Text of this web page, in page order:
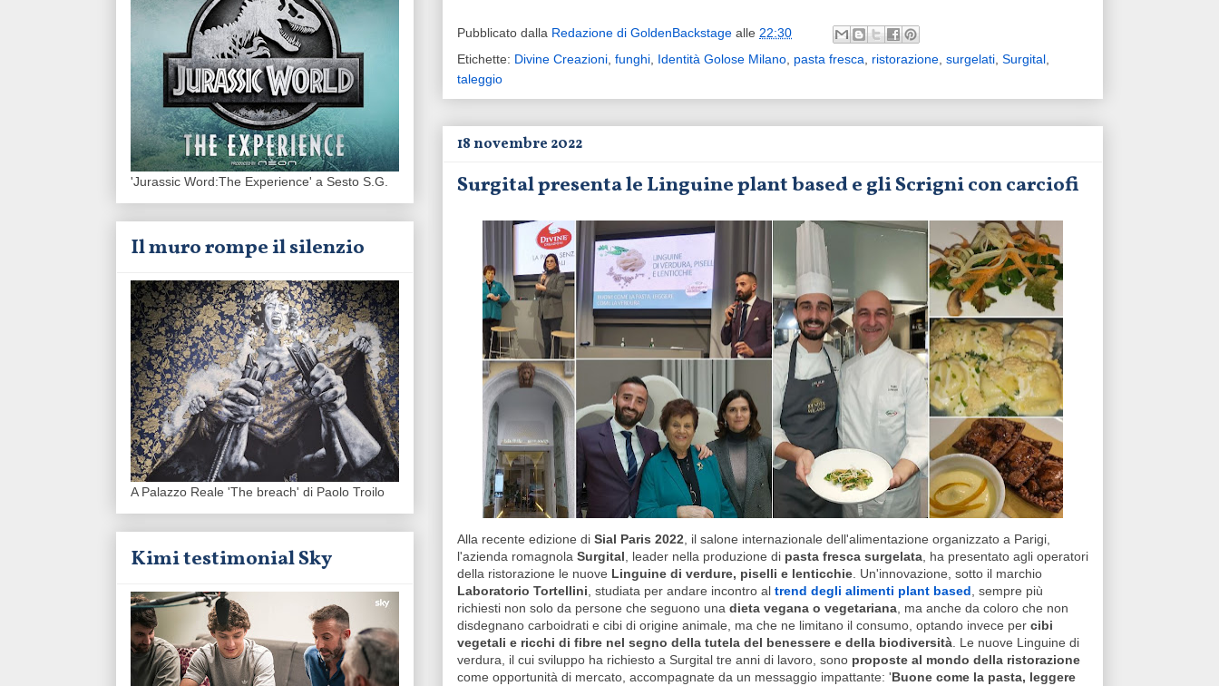
Pubblicato dalla Redazione di GoldenBackstage alle 22:30
Etichette: Divine Creazioni, funghi, Identità Golose Milano, pasta fresca, ristorazione, surgelati, Surgital,
taleggio
18 novembre 2022
Surgital presenta le Linguine plant based e gli Scrigni con carciofi
Alla recente edizione di Sial Paris 2022, il salone internazionale dell'alimentazione organizzato a Parigi,
l'azienda romagnola Surgital, leader nella produzione di pasta fresca surgelata, ha presentato agli operatori
della ristorazione le nuove Linguine di verdure, piselli e lenticchie. Un'innovazione, sotto il marchio
Laboratorio Tortellini, studiata per andare incontro al trend degli alimenti plant based, sempre più
richiesti non solo da persone che seguono una dieta vegana o vegetariana, ma anche da coloro che non
disdegnano carboidrati e cibi di origine animale, ma che ne limitano il consumo, optando invece per cibi
vegetali e ricchi di fibre nel segno della tutela del benessere e della biodiversità. Le nuove Linguine di
verdura, il cui sviluppo ha richiesto a Surgital tre anni di lavoro, sono proposte al mondo della ristorazione
come opportunità di mercato, accompagnate da un messaggio impattante: 'Buone come la pasta, leggere
'Jurassic Word:The Experience' a Sesto S.G.
Il muro rompe il silenzio
A Palazzo Reale 'The breach' di Paolo Troilo
Kimi testimonial Sky